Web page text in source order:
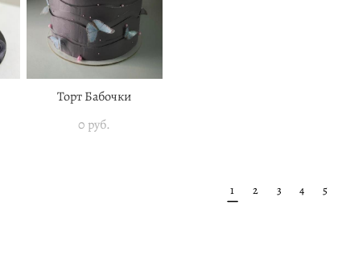
Торт Бабочки
0 pуб.
1 2 3 4 5